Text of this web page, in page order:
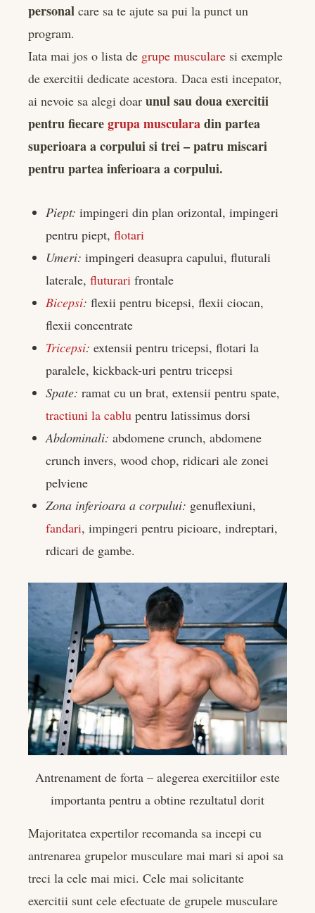
personal care sa te ajute sa pui la punct un
program.
Iata mai jos o lista de grupe musculare si exemple
de exercitii dedicate acestora. Daca esti incepator,
ai nevoie sa alegi doar unul sau doua exercitii
pentru fiecaregrupa muscularadin partea
superioara a corpului si trei – patru miscari
pentru partea inferioara a corpului.
Piept: impingeri din plan orizontal, impingeri
pentru piept, flotari
Umeri: impingeri deasupra capului, fluturali
laterale, fluturari frontale
Bicepsi: flexii pentru bicepsi, flexii ciocan,
flexii concentrate
Tricepsi: extensii pentru tricepsi, flotari la
paralele, kickback-uri pentru tricepsi
Spate: ramat cu un brat, extensii pentru spate,
tractiuni la cablu pentru latissimus dorsi
Abdominali: abdomene crunch, abdomene
crunch invers, wood chop, ridicari ale zonei
pelviene
Zona inferioara a corpului: genuflexiuni,
fandari, impingeri pentru picioare, indreptari,
rdicari de gambe.
Antrenament de forta – alegerea exercitiilor este
importanta pentru a obtine rezultatul dorit
Majoritatea expertilor recomanda sa incepi cu
antrenarea grupelor musculare mai mari si apoi sa
treci la cele mai mici. Cele mai solicitante
exercitii sunt cele efectuate de grupele musculare